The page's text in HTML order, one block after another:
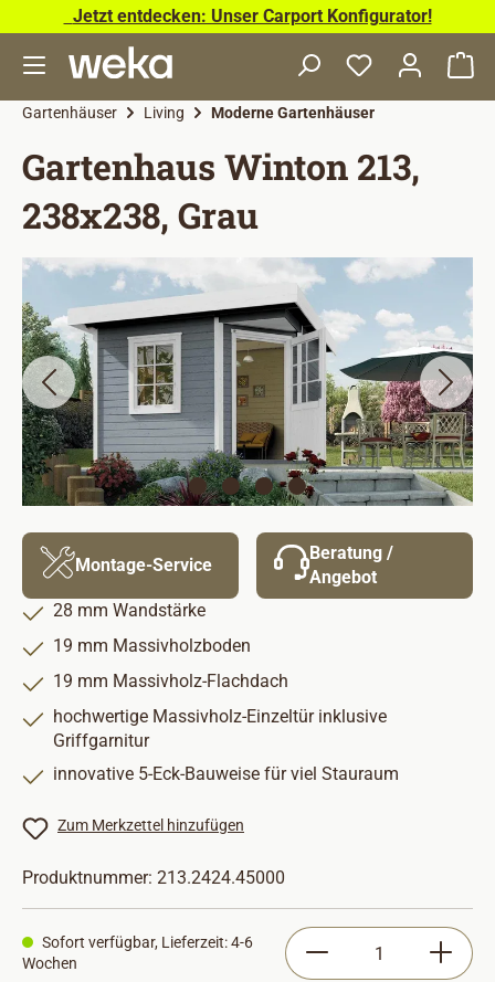
Zum Hauptinhalt springen
Jetzt entdecken: Unser Carport Konfigurator!
Gartenhäuser Living Moderne Gartenhäuser
Gartenhaus Winton 213,
238x238, Grau
Bildergalerie überspringen
Montage-Service
Beratung /
Angebot
28 mm Wandstärke
19 mm Massivholzboden
19 mm Massivholz-Flachdach
hochwertige Massivholz-Einzeltür inklusive
Griffgarnitur
innovative 5-Eck-Bauweise für viel Stauraum
Zum Merkzettel hinzufügen
Produktnummer: 213.2424.45000
Sofort verfügbar, Lieferzeit: 4-6
Wochen
Produkt Anzahl: